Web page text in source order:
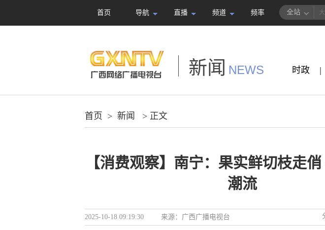
首页 导航 直播 频道 频率 全站
新闻 NEWS 时政 |
首页 > 新闻 > 正文
【消费观察】南宁：果实鲜切枝走
潮流
2025-10-18 09:19:30 来源： 广西广播电视台